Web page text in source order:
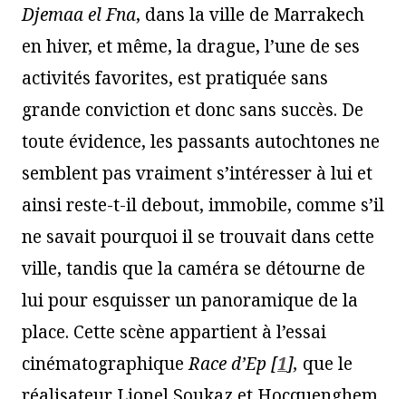
Djemaa el Fna, dans la ville de Marrakech
en hiver, et même, la drague, l’une de ses
activités favorites, est pratiquée sans
grande conviction et donc sans succès. De
toute évidence, les passants autochtones ne
semblent pas vraiment s’intéresser à lui et
ainsi reste-t-il debout, immobile, comme s’il
ne savait pourquoi il se trouvait dans cette
ville, tandis que la caméra se détourne de
lui pour esquisser un panoramique de la
place. Cette scène appartient à l’essai
cinématographiqueRace dʼEp[1], que le